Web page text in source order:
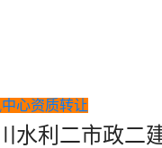
心资质转让
水利二市政二